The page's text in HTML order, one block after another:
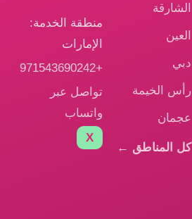
الشارقة
العين
دبي
رأس الخيمة
عجمان
كل المناطق ←
منطقة الخدمة:
الإمارات
+971543690242
تواصل عبر
واتساب
X